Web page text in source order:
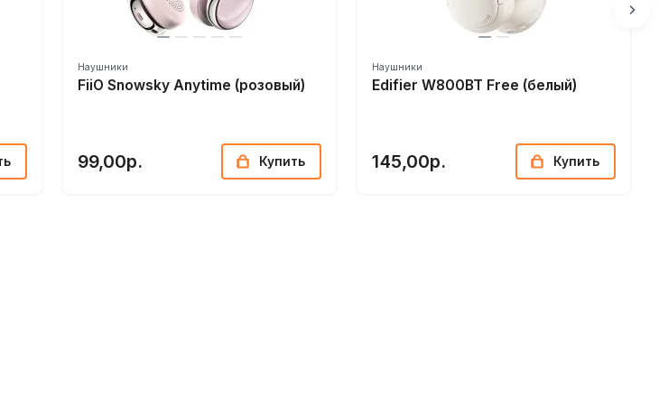
Наушники
FiiO Snowsky Anytime (розовый)
99,00р. Купить
Наушники
Edifier W800BT Free (белый)
145,00р. Купить